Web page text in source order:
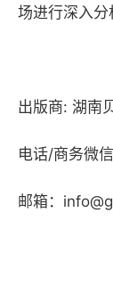
场进行深入分
出版商: 湖南
电话/商务微
邮箱：